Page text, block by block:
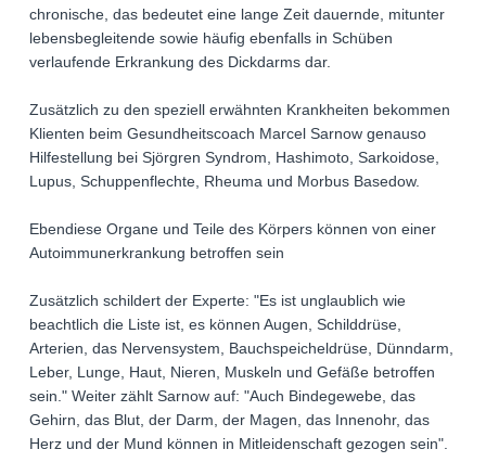
chronische, das bedeutet eine lange Zeit dauernde, mitunter
lebensbegleitende sowie häufig ebenfalls in Schüben
verlaufende Erkrankung des Dickdarms dar.
Zusätzlich zu den speziell erwähnten Krankheiten bekommen
Klienten beim Gesundheitscoach Marcel Sarnow genauso
Hilfestellung bei Sjörgren Syndrom, Hashimoto, Sarkoidose,
Lupus, Schuppenflechte, Rheuma und Morbus Basedow.
Ebendiese Organe und Teile des Körpers können von einer
Autoimmunerkrankung betroffen sein
Zusätzlich schildert der Experte: "Es ist unglaublich wie
beachtlich die Liste ist, es können Augen, Schilddrüse,
Arterien, das Nervensystem, Bauchspeicheldrüse, Dünndarm,
Leber, Lunge, Haut, Nieren, Muskeln und Gefäße betroffen
sein." Weiter zählt Sarnow auf: "Auch Bindegewebe, das
Gehirn, das Blut, der Darm, der Magen, das Innenohr, das
Herz und der Mund können in Mitleidenschaft gezogen sein".